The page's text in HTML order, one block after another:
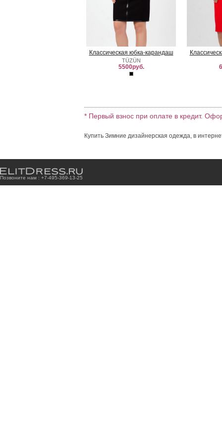
Классическая юбка-карандаш
TÜZÜN
5500руб.
* Первый взнос при оплате в кредит.
Купить Зимние дизайнерская одежда, в
Позвоните нам : +7-495-369-13-25